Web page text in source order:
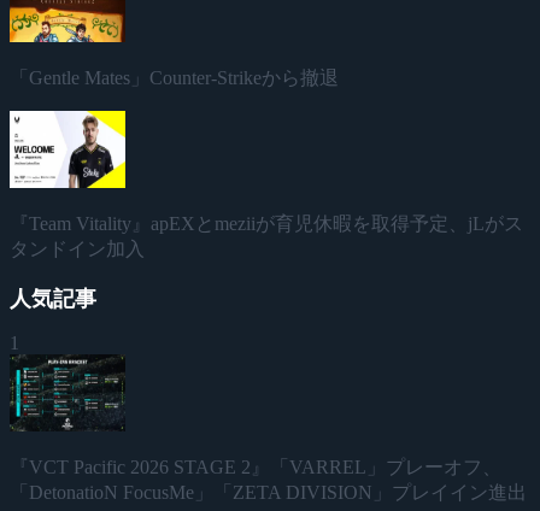
「Gentle Mates」Counter-Strikeから撤退
『Team Vitality』apEXとmeziiが育児休暇を取得予定、jLがス
タンドイン加入
人気記事
1
『VCT Pacific 2026 STAGE 2』「VARREL」プレーオフ、
「DetonatioN FocusMe」「ZETA DIVISION」プレイイン進出